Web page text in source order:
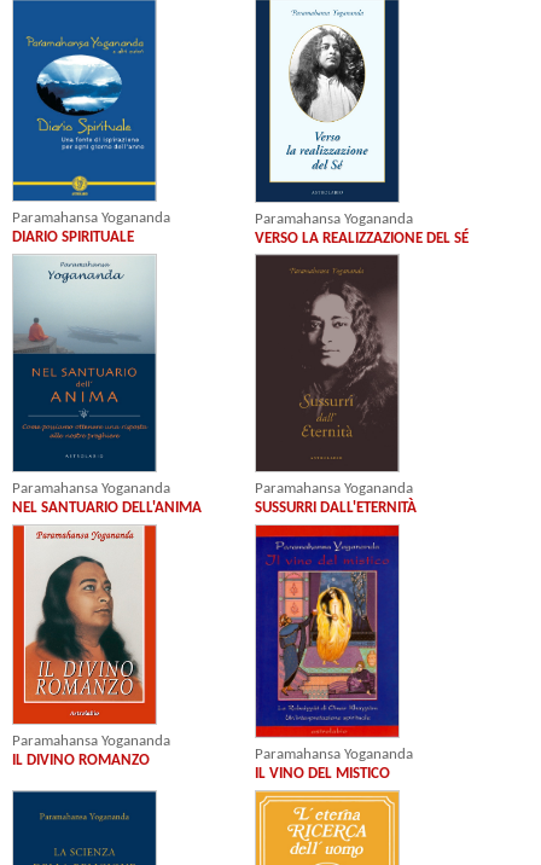
Paramahansa Yogananda
DIARIO SPIRITUALE
Paramahansa Yogananda
VERSO LA REALIZZAZIONE DEL SÉ
Paramahansa Yogananda
NEL SANTUARIO DELL'ANIMA
Paramahansa Yogananda
SUSSURRI DALL'ETERNITÀ
Paramahansa Yogananda
IL DIVINO ROMANZO
Paramahansa Yogananda
IL VINO DEL MISTICO